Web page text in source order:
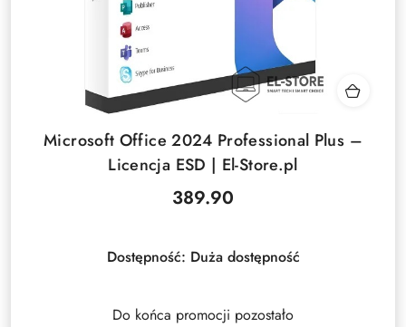
Microsoft Office 2024 Professional Plus –
Licencja ESD | El-Store.pl
Cena:
389.90
Dostępność: Duża dostępność
Do końca promocji pozostało